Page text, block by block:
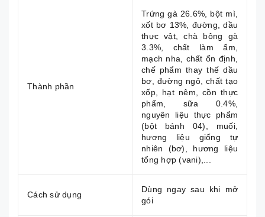
Thành phần
Trứng gà 26.6%, bột mì,
xốt bơ 13%, đường, dầu
thực vật, chà bông gà
3.3%, chất làm ẩm,
mạch nha, chất ổn định,
chế phẩm thay thế dầu
bơ, đường ngô, chất tạo
xốp, hạt nêm, cồn thực
phẩm, sữa 0.4%,
nguyên liệu thực phẩm
(bột bánh 04), muối,
hương liệu giống tự
nhiên (bơ), hương liệu
tổng hợp (vani),...
Cách sử dụng
Dùng ngay sau khi mở
gói